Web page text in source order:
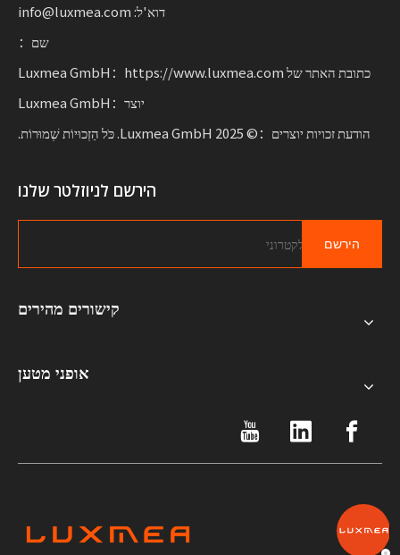
דוא'ל: info@luxmea.com
שם：
כתובת האתר של Luxmea GmbH：https://www.luxmea.com
יוצר：Luxmea GmbH
הודעת זכויות יוצרים：© 2025 Luxmea GmbH. כֹּל הַזְכוּיוֹת שְׁמוּרוֹת.
הירשם לניוזלטר שלנו
הירשם
קישורים מהירים
אופני מטען